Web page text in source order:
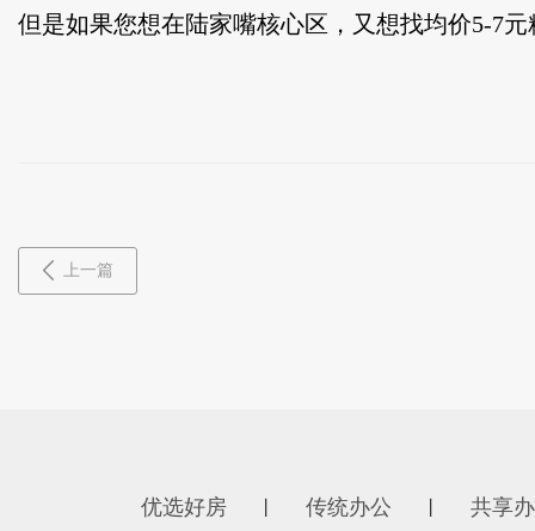
但是如果您想在陆家嘴核心区，又想找均价5-7元
上一篇
优选好房 传统办公 共享